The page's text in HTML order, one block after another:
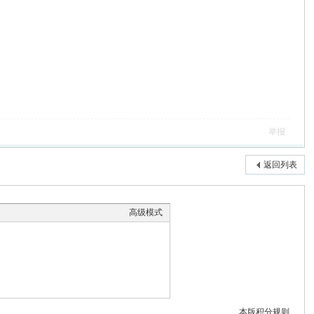
举报
返回列表
高级模式
本版积分规则